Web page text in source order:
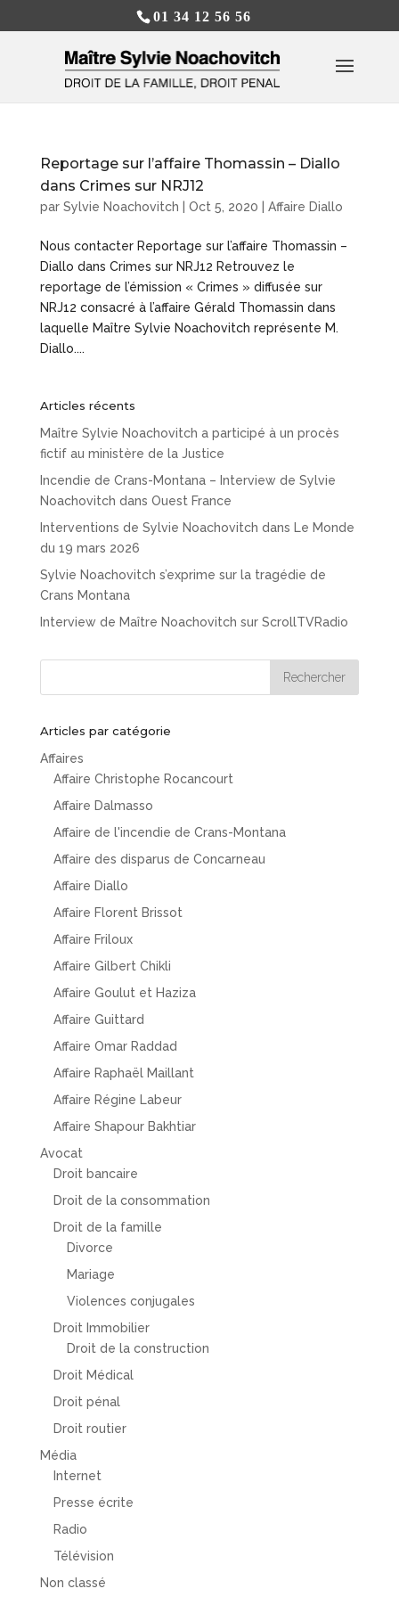
01 34 12 56 56
Reportage sur l’affaire Thomassin – Diallo
dans Crimes sur NRJ12
par Sylvie Noachovitch Oct 5, 2020 Affaire Diallo
Nous contacter Reportage sur l’affaire Thomassin –
Diallo dans Crimes sur NRJ12 Retrouvez le
reportage de l’émission « Crimes » diffusée sur
NRJ12 consacré à l’affaire Gérald Thomassin dans
laquelle Maître Sylvie Noachovitch représente M.
Diallo....
Articles récents
Maître Sylvie Noachovitch a participé à un procès
fictif au ministère de la Justice
Incendie de Crans-Montana – Interview de Sylvie
Noachovitch dans Ouest France
Interventions de Sylvie Noachovitch dans Le Monde
du 19 mars 2026
Sylvie Noachovitch s’exprime sur la tragédie de
Crans Montana
Interview de Maître Noachovitch sur ScrollTVRadio
Articles par catégorie
Affaires
Affaire Christophe Rocancourt
Affaire Dalmasso
Affaire de l'incendie de Crans-Montana
Affaire des disparus de Concarneau
Affaire Diallo
Affaire Florent Brissot
Affaire Friloux
Affaire Gilbert Chikli
Affaire Goulut et Haziza
Affaire Guittard
Affaire Omar Raddad
Affaire Raphaël Maillant
Affaire Régine Labeur
Affaire Shapour Bakhtiar
Avocat
Droit bancaire
Droit de la consommation
Droit de la famille
Divorce
Mariage
Violences conjugales
Droit Immobilier
Droit de la construction
Droit Médical
Droit pénal
Droit routier
Média
Internet
Presse écrite
Radio
Télévision
Non classé